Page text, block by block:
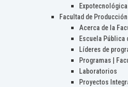
Expotecnológica
Facultad de
Acerca de la
Escuela Pública
Líderes de
Programas |
Laboratorios
Proyectos